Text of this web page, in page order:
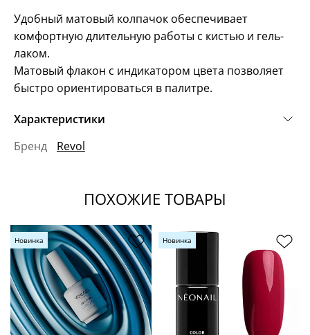
Удобный матовый колпачок обеспечивает
комфортную длительную работы с кистью и гель-
лаком.
Матовый флакон с индикатором цвета позволяет
быстро ориентироваться в палитре.
Характеристики
Бренд
Revol
ПОХОЖИЕ ТОВАРЫ
Новинка Новинка